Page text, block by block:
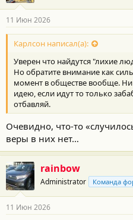
11 Июн 2026
Карлсон написал(а):
Уверен что найдутся "лихие
Но обратите внимание как
момент в обществе вообще. Ни
идею, если идут то только
отбавляй.
Очевидно, что-то
веры в них нет…
rainbow
Administrator Команда
11 Июн 2026